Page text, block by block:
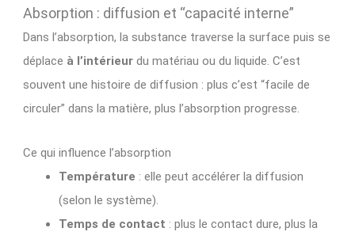
Absorption : diffusion et “capacité interne”
Dans l’absorption, la substance traverse la surface puis se
déplace à l’intérieurdu matériau ou du liquide. C’est
souvent une histoire de diffusion : plus c’est “facile de
circuler” dans la matière, plus l’absorption progresse.
Ce qui influence l’absorption
Température : elle peut accélérer la diffusion
(selon le système).
Temps de contact : plus le contact dure, plus la